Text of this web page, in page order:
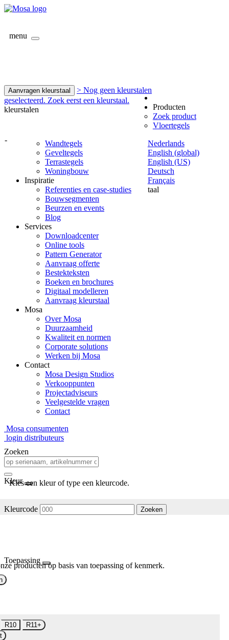
menu
Aanvragen kleurstaal
> Nog geen kleurstalen
geselecteerd. Zoek eerst een kleurstaal.
kleurstalen
-
Nederlands
English (global)
English (US)
Deutsch
Français
taal
Producten
Zoek product
Vloertegels
Wandtegels
Geveltegels
Terrastegels
Woningbouw
Inspiratie
Referenties en case-studies
Bouwsegmenten
Beurzen en events
Blog
Services
Downloadcenter
Online tools
Pattern Generator
Aanvraag offerte
Bestekteksten
Boeken en brochures
Digitaal modelleren
Aanvraag kleurstaal
Mosa
Over Mosa
Duurzaamheid
Kwaliteit en normen
Corporate solutions
Werken bij Mosa
Contact
Mosa Design Studios
Verkooppunten
Projectadviseurs
Veelgestelde vragen
Contact
Mosa consumenten
login distributeurs
Zoeken
Kleur
Kies een kleur of type een kleurcode.
Kleurcode Zoeken
Toepassing
producten op basis van toepassing of kenmerk.
R10
R11+